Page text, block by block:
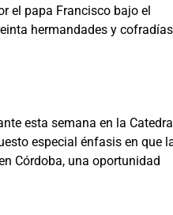
el papa Francisco bajo el
hermandades y cofradías
esta semana en la Catedral
especial énfasis en que
Córdoba, una oportunidad